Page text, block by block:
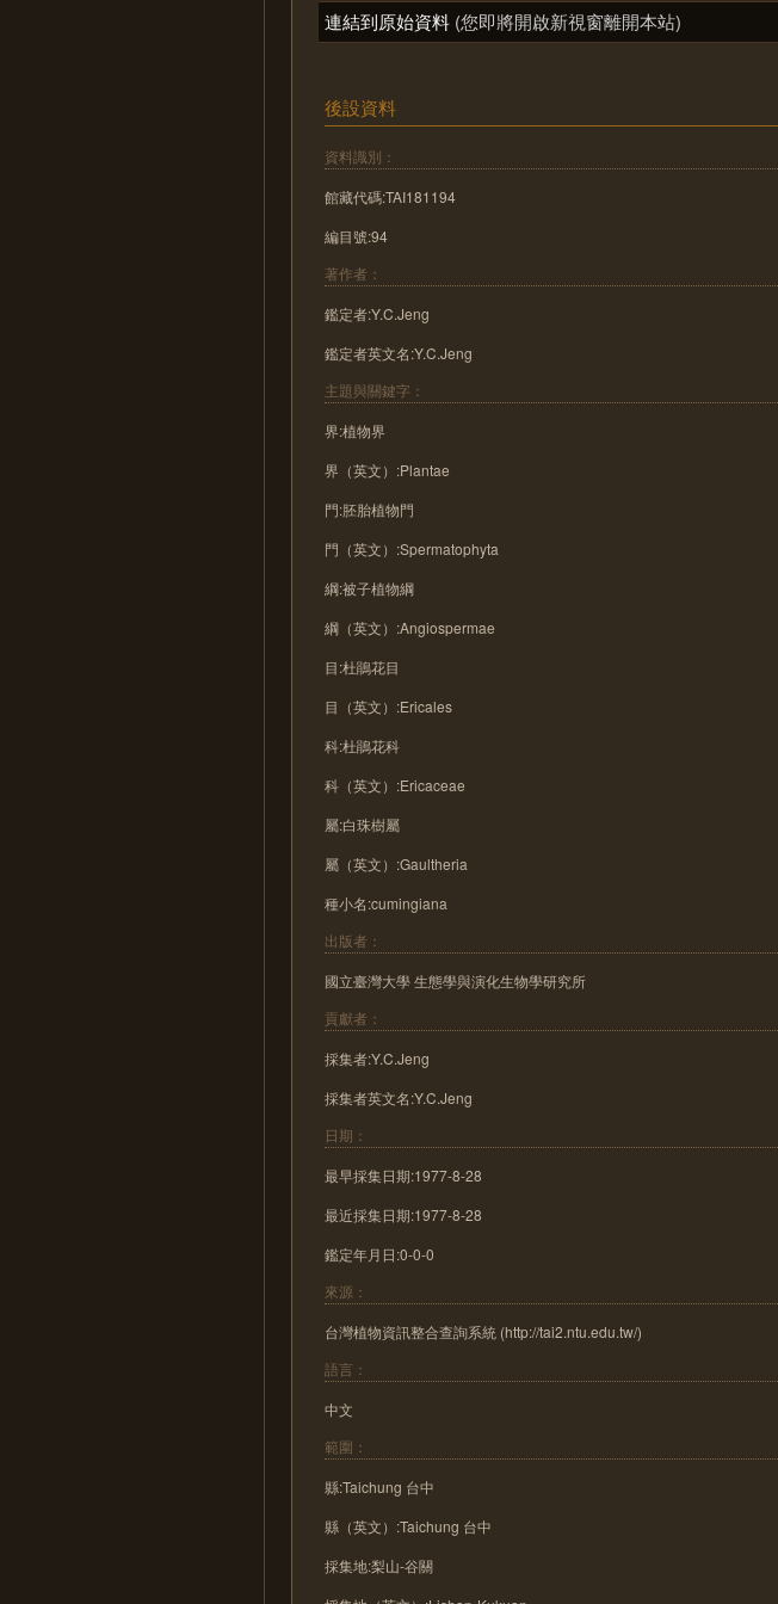
連結到原始資料 (您即將開啟新視窗離開本站)
後設資料
資料識別：
館藏代碼:TAI181194
編目號:94
著作者：
鑑定者:Y.C.Jeng
鑑定者英文名:Y.C.Jeng
主題與關鍵字：
界:植物界
界（英文）:Plantae
門:胚胎植物門
門（英文）:Spermatophyta
綱:被子植物綱
綱（英文）:Angiospermae
目:杜鵑花目
目（英文）:Ericales
科:杜鵑花科
科（英文）:Ericaceae
屬:白珠樹屬
屬（英文）:Gaultheria
種小名:cumingiana
出版者：
國立臺灣大學 生態學與演化生物學研究所
貢獻者：
採集者:Y.C.Jeng
採集者英文名:Y.C.Jeng
日期：
最早採集日期:1977-8-28
最近採集日期:1977-8-28
鑑定年月日:0-0-0
來源：
台灣植物資訊整合查詢系統 (http://tai2.ntu.edu.tw/)
語言：
中文
範圍：
縣:Taichung 台中
縣（英文）:Taichung 台中
採集地:梨山-谷關